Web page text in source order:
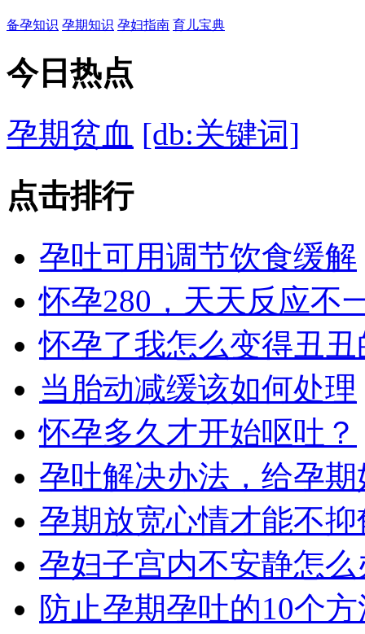
备孕知识 孕期知识 孕妇指南 育儿宝典
今日 热点
孕期贫血 [db:关键词]
点击排行
孕吐可用调节饮食缓解
怀孕280，天天反应不
怀孕了我怎么变得丑丑
当胎动减缓该如何处理
怀孕多久才开始呕吐？
孕吐解决办法，给孕
孕期放宽心情才能不抑
孕妇子宫内不安静怎么
防止孕期孕吐的10个